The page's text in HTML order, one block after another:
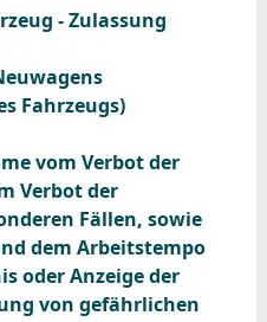
- Zulassung
Fahrzeugs)
vom Verbot der
Verbot der
Fällen, sowie
dem Arbeitstempo
oder Anzeige der
von gefährlichen